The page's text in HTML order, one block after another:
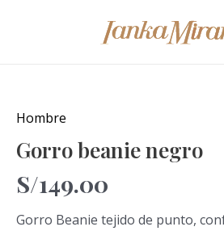
Hombre
Gorro beanie negro
S/149.00
Gorro Beanie tejido de punto,
negro